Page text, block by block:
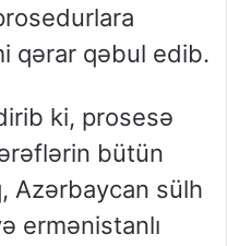
qərar qəbul edib.
ki, prosesə
bütün
Azərbaycan sülh
ermənistanlı